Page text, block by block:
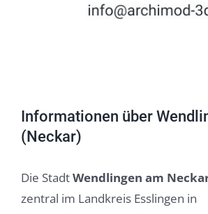
Informationen über
(Neckar)
Die StadtWendlingen am
zentral im Landkreis Esslingen in